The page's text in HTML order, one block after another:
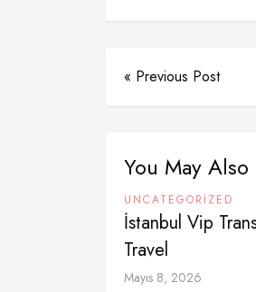
« Previous Post
You May Also
UNCATEGORIZED
İstanbul Vip
Travel
Mayıs 8, 2026